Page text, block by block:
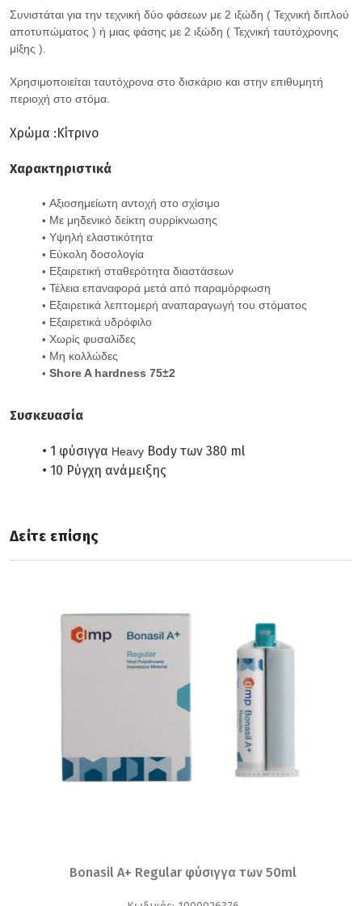
Συνιστάται για την τεχνική δύο φάσεων με 2 ιξώδη ( Τεχνική διπλού
αποτυπώματος ) ή μιας φάσης με 2 ιξώδη ( Τεχνική ταυτόχρονης
μίξης ).
Χρησιμοποιείται ταυτόχρονα στο δισκάριο και στην επιθυμητή
περιοχή στο στόμα.
Χρώμα :Κίτρινο
Χαρακτηριστικά
Αξιοσημείωτη αντοχή στο σχίσιμο
Με μηδενικό δείκτη συρρίκνωσης
Υψηλή ελαστικότητα
Εύκολη δοσολογία
Εξαιρετική σταθερότητα διαστάσεων
Τέλεια επαναφορά μετά από παραμόρφωση
Εξαιρετικά λεπτομερή αναπαραγωγή του στόματος
Εξαιρετικά υδρόφιλο
Χωρίς φυσαλίδες
Μη κολλώδες
Shore A hardness 75±2
Συσκευασία
1 φύσιγγα Heavy Body των 380 ml
10 Ρύγχη ανάμειξης
Δείτε επίσης
Bonasil A+ Regular φύσιγγα των 50ml